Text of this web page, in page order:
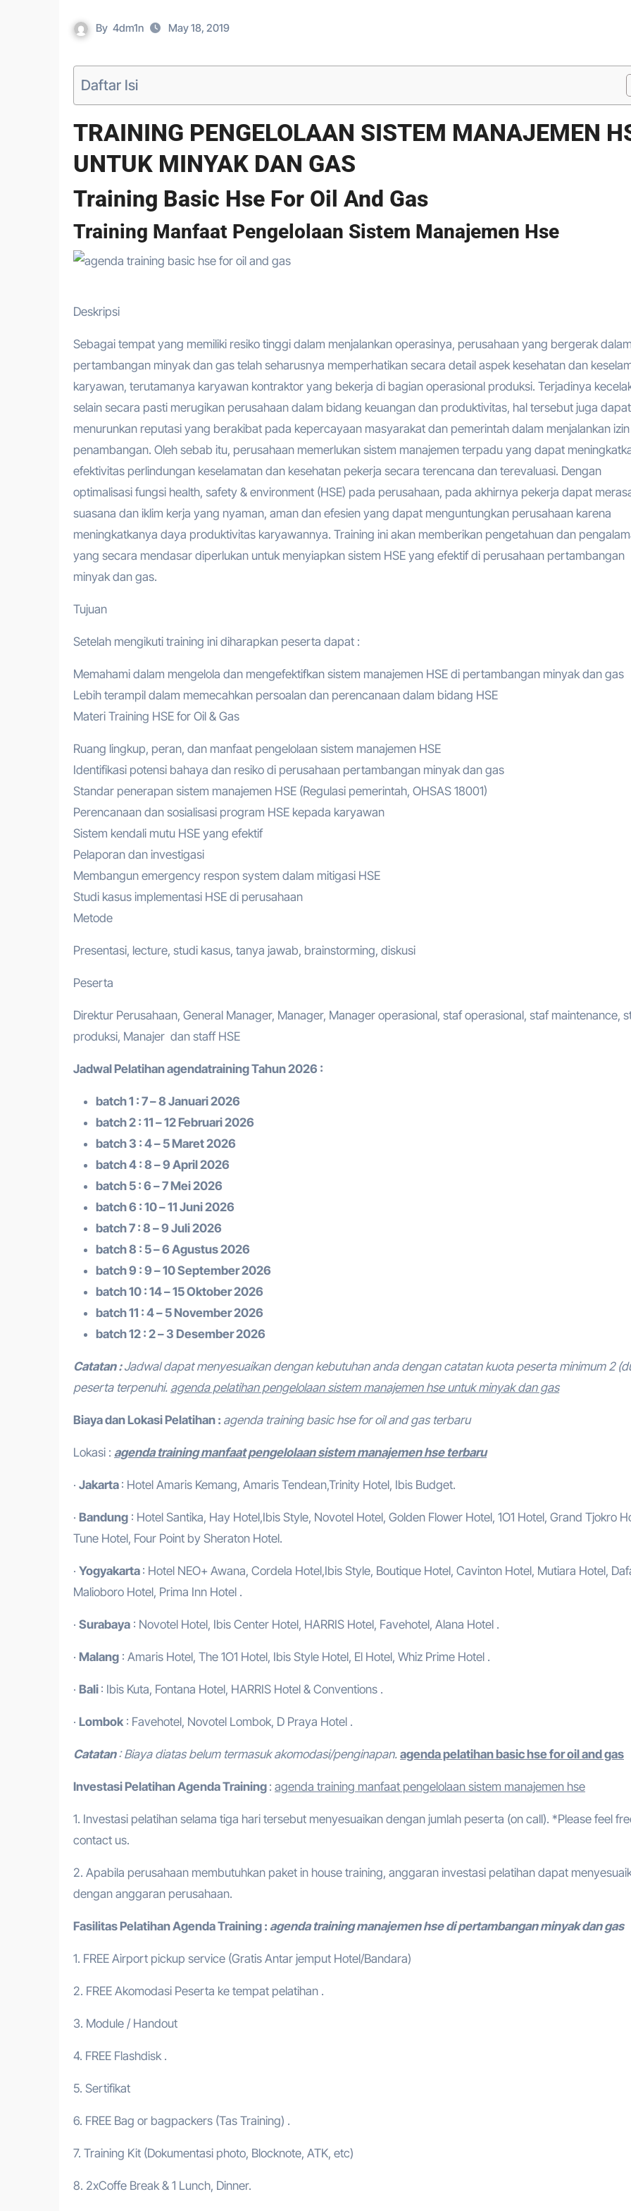
By 4dm1n May 18, 2019
Daftar Isi
TRAINING PENGELOLAAN SISTEM MANAJEMEN
UNTUK MINYAK DAN GAS
Training Basic Hse For Oil And Gas
Training Manfaat Pengelolaan Sistem Manajemen Hse
Deskripsi
Sebagai tempat yang memiliki resiko tinggi dalam menjalankan operasinya, perusahaan yang bergerak
pertambangan minyak dan gas telah seharusnya memperhatikan secara detail aspek kesehatan dan
karyawan, terutamanya karyawan kontraktor yang bekerja di bagian operasional produksi. Terjadinya
selain secara pasti merugikan perusahaan dalam bidang keuangan dan produktivitas, hal tersebut juga dapat
menurunkan reputasi yang berakibat pada kepercayaan masyarakat dan pemerintah dalam menjalankan izin
penambangan. Oleh sebab itu, perusahaan memerlukan sistem manajemen terpadu yang dapat
efektivitas perlindungan keselamatan dan kesehatan pekerja secara terencana dan terevaluasi. Dengan
optimalisasi fungsi health, safety & environment (HSE) pada perusahaan, pada akhirnya pekerja dapat
suasana dan iklim kerja yang nyaman, aman dan efesien yang dapat menguntungkan perusahaan karena
meningkatkanya daya produktivitas karyawannya. Training ini akan memberikan pengetahuan dan
yang secara mendasar diperlukan untuk menyiapkan sistem HSE yang efektif di perusahaan pertambangan
minyak dan gas.
Tujuan
Setelah mengikuti training ini diharapkan peserta dapat :
Memahami dalam mengelola dan mengefektifkan sistem manajemen HSE di pertambangan minyak dan gas
Lebih terampil dalam memecahkan persoalan dan perencanaan dalam bidang HSE
Materi Training HSE for Oil & Gas
Ruang lingkup, peran, dan manfaat pengelolaan sistem manajemen HSE
Identifikasi potensi bahaya dan resiko di perusahaan pertambangan minyak dan gas
Standar penerapan sistem manajemen HSE (Regulasi pemerintah, OHSAS 18001)
Perencanaan dan sosialisasi program HSE kepada karyawan
Sistem kendali mutu HSE yang efektif
Pelaporan dan investigasi
Membangun emergency respon system dalam mitigasi HSE
Studi kasus implementasi HSE di perusahaan
Metode
Presentasi, lecture, studi kasus, tanya jawab, brainstorming, diskusi
Peserta
Direktur Perusahaan, General Manager, Manager, Manager operasional, staf operasional, staf maintenance,
produksi, Manajer dan staff HSE
Jadwal Pelatihan agendatrainingTahun 2026 :
batch 1 : 7 – 8 Januari 2026
batch 2 : 11 – 12 Februari 2026
batch 3 : 4 – 5 Maret 2026
batch 4 : 8 – 9 April 2026
batch 5 : 6 – 7 Mei 2026
batch 6 : 10 – 11 Juni 2026
batch 7 : 8 – 9 Juli 2026
batch 8 : 5 – 6 Agustus 2026
batch 9 : 9 – 10 September 2026
batch 10 : 14 – 15 Oktober 2026
batch 11 : 4 – 5 November 2026
batch 12 : 2 – 3 Desember 2026
Catatan :Jadwal dapat menyesuaikan dengan kebutuhan anda dengan catatan kuota peserta minimum 2
peserta terpenuhi. agenda pelatihan pengelolaan sistem manajemen hse untuk minyak dan gas
Biaya dan Lokasi Pelatihan : agenda training basic hse for oil and gas terbaru
Lokasi : agenda training manfaat pengelolaan sistem manajemen hse terbaru
· Jakarta : Hotel Amaris Kemang, Amaris Tendean,Trinity Hotel, Ibis Budget.
· Bandung : Hotel Santika, Hay Hotel,Ibis Style, Novotel Hotel, Golden Flower Hotel, 1O1 Hotel, Grand Tjokro
Tune Hotel, Four Point by Sheraton Hotel.
· Yogyakarta : Hotel NEO+ Awana, Cordela Hotel,Ibis Style, Boutique Hotel, Cavinton Hotel, Mutiara Hotel,
Malioboro Hotel, Prima Inn Hotel .
· Surabaya : Novotel Hotel, Ibis Center Hotel, HARRIS Hotel, Favehotel, Alana Hotel .
· Malang : Amaris Hotel, The 1O1 Hotel, Ibis Style Hotel, El Hotel, Whiz Prime Hotel .
· Bali : Ibis Kuta, Fontana Hotel, HARRIS Hotel & Conventions .
· Lombok : Favehotel, Novotel Lombok, D Praya Hotel .
Catatan: Biaya diatas belum termasuk akomodasi/penginapan. agenda pelatihan basic hse for oil and gas
Investasi PelatihanAgenda Training : agenda training manfaat pengelolaan sistem manajemen hse
1. Investasi pelatihan selama tiga hari tersebut menyesuaikan dengan jumlah peserta (on call). *Please feel
contact us.
2. Apabila perusahaan membutuhkan paket in house training, anggaran investasi pelatihan dapat
dengan anggaran perusahaan.
Fasilitas PelatihanAgenda Training : agenda training manajemen hse di pertambangan minyak dan gas
1. FREE Airport pickup service (Gratis Antar jemput Hotel/Bandara)
2. FREE Akomodasi Peserta ke tempat pelatihan .
3. Module / Handout
4. FREE Flashdisk .
5. Sertifikat
6. FREE Bag or bagpackers (Tas Training) .
7. Training Kit (Dokumentasi photo, Blocknote, ATK, etc)
8. 2xCoffe Break & 1 Lunch, Dinner.